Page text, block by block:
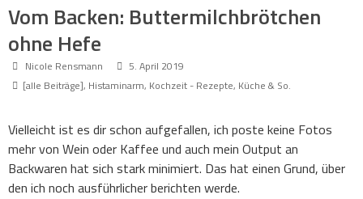
Vom Backen: Buttermilchbrötchen
ohne Hefe
Nicole Rensmann
5. April 2019
[alle Beiträge], Histaminarm, Kochzeit - Rezepte, Küche & So.
Vielleicht ist es dir schon aufgefallen, ich poste keine Fotos
mehr von Wein oder Kaffee und auch mein Output an
Backwaren hat sich stark minimiert. Das hat einen Grund, über
den ich noch ausführlicher berichten werde.